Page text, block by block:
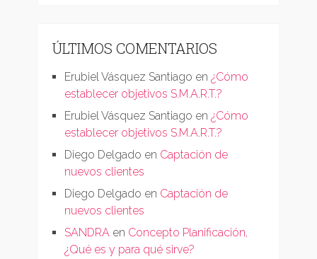
ÚLTIMOS COMENTARIOS
Erubiel Vásquez Santiago en ¿Cómo
establecer objetivos S.M.A.R.T.?
Erubiel Vásquez Santiago en ¿Cómo
establecer objetivos S.M.A.R.T.?
Diego Delgado en Captación de
nuevos clientes
Diego Delgado en Captación de
nuevos clientes
SANDRAen Concepto Planificación,
¿Qué es y para qué sirve?